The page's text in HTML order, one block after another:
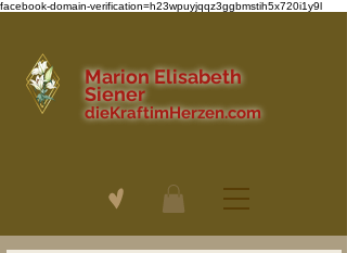
facebook-domain-verification=h23wpuyjqqz3ggbmstih5x720i1y9l
Marion Elisabeth
Siener
dieKraftimHerzen.com